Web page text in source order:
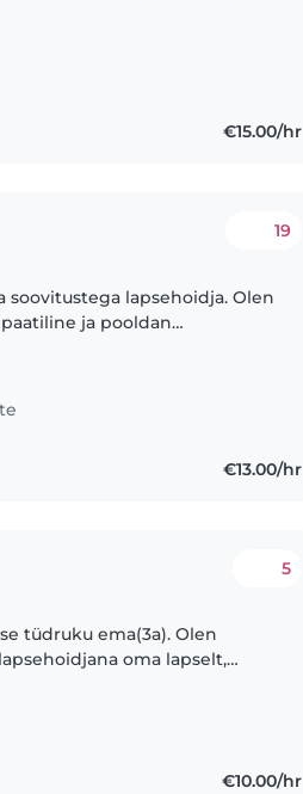
€15.00/hr
19
soovitustega lapsehoidja. Olen
ja pooldan
€13.00/hr
5
tüdruku ema(3a). Olen
oma lapselt,
€10.00/hr